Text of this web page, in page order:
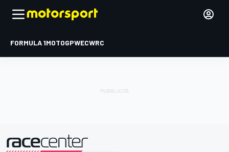
FORMULA 1MOTOGPWECWRC